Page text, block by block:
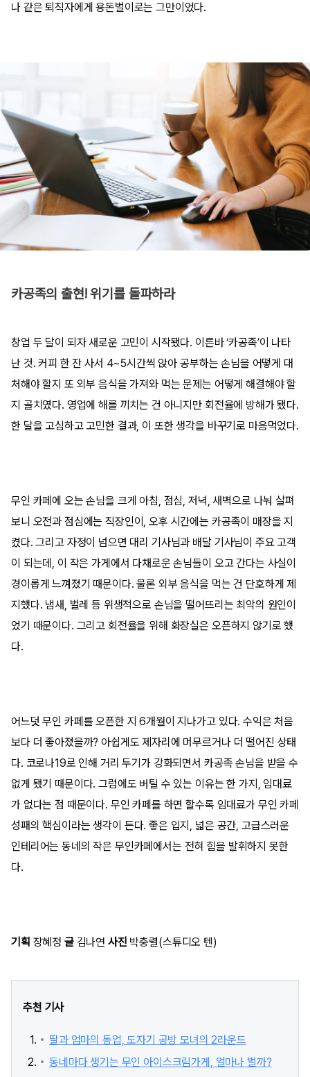
나 같은 퇴직자에게 용돈벌이로는 그만이었다.
카공족의 출현! 위기를 돌파하라
창업 두 달이 되자 새로운 고민이 시작됐다. 이른바 ‘카공족’이 나타
난 것. 커피 한 잔 사서 4~5시간씩 앉아 공부하는 손님을 어떻게 대
처해야 할지 또 외부 음식을 가져와 먹는 문제는 어떻게 해결해야 할
지 골치였다. 영업에 해를 끼치는 건 아니지만 회전율에 방해가 됐다.
한 달을 고심하고 고민한 결과, 이 또한 생각을 바꾸기로 마음먹었다.
무인 카페에 오는 손님을 크게 아침, 점심, 저녁, 새벽으로 나눠 살펴
보니 오전과 점심에는 직장인이, 오후 시간에는 카공족이 매장을 지
켰다. 그리고 자정이 넘으면 대리 기사님과 배달 기사님이 주요 고객
이 되는데, 이 작은 가게에서 다채로운 손님들이 오고 간다는 사실이
경이롭게 느껴졌기 때문이다. 물론 외부 음식을 먹는 건 단호하게 제
지했다. 냄새, 벌레 등 위생적으로 손님을 떨어뜨리는 최악의 원인이
었기 때문이다. 그리고 회전율을 위해 화장실은 오픈하지 않기로 했
다.
어느덧 무인 카페를 오픈한 지 6개월이 지나가고 있다. 수익은 처음
보다 더 좋아졌을까? 아쉽게도 제자리에 머무르거나 더 떨어진 상태
다. 코로나19로 인해 거리 두기가 강화되면서 카공족 손님을 받을 수
없게 됐기 때문이다. 그럼에도 버틸 수 있는 이유는 한 가지, 임대료
가 없다는 점 때문이다. 무인 카페를 하면 할수록 임대료가 무인 카페
성패의 핵심이라는 생각이 든다. 좋은 입지, 넓은 공간, 고급스러운
인테리어는 동네의 작은 무인카페에서는 전혀 힘을 발휘하지 못한
다.
기획 장혜정 글김나연 사진 박충렬(스튜디오 텐)
추천 기사
딸과 엄마의 동업, 도자기 공방 모녀의 2라운드
동네마다 생기는 무인 아이스크림가게, 얼마나 벌까?